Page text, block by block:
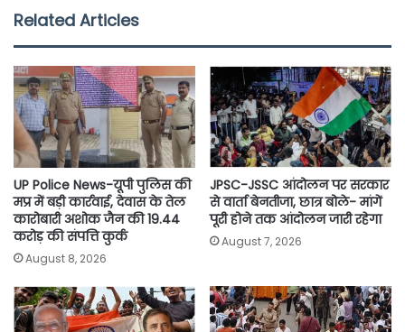
e
o
o
k
t
e
r
t
A
p
p
i
n
k
Related Articles
UP Police News-यूपी पुलिस की
मप्र में बड़ी कार्रवाई, देवास के तेल
कारोबारी अशोक जैन की 19.44
करोड़ की संपत्ति कुर्क
August 8, 2026
JPSC-JSSC आंदोलन पर सरकार
से वार्ता बेनतीजा, छात्र बोले- मांगें
पूरी होने तक आंदोलन जारी रहेगा
August 7, 2026